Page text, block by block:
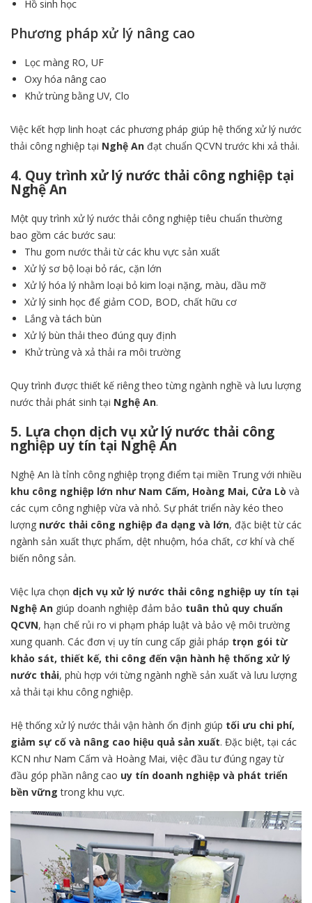
Hồ sinh học
Phương pháp xử lý nâng cao
Lọc màng RO, UF
Oxy hóa nâng cao
Khử trùng bằng UV, Clo
Việc kết hợp linh hoạt các phương pháp giúp hệ thống xử lý nước
thải công nghiệp tại Nghệ An đạt chuẩn QCVN trước khi xả thải.
4. Quy trình xử lý nước thải công nghiệp tại
Nghệ An
Một quy trình xử lý nước thải công nghiệp tiêu chuẩn thường
bao gồm các bước sau:
Thu gom nước thải từ các khu vực sản xuất
Xử lý sơ bộ loại bỏ rác, cặn lớn
Xử lý hóa lý nhằm loại bỏ kim loại nặng, màu, dầu mỡ
Xử lý sinh học để giảm COD, BOD, chất hữu cơ
Lắng và tách bùn
Xử lý bùn thải theo đúng quy định
Khử trùng và xả thải ra môi trường
Quy trình được thiết kế riêng theo từng ngành nghề và lưu lượng
nước thải phát sinh tại Nghệ An.
5. Lựa chọn dịch vụ xử lý nước thải công
nghiệp uy tín tại Nghệ An
Nghệ An là tỉnh công nghiệp trọng điểm tại miền Trung với nhiều
khu công nghiệp lớn như Nam Cấm, Hoàng Mai, Cửa Lò và
các cụm công nghiệp vừa và nhỏ. Sự phát triển này kéo theo
lượng nước thải công nghiệp đa dạng và lớn, đặc biệt từ các
ngành sản xuất thực phẩm, dệt nhuộm, hóa chất, cơ khí và chế
biến nông sản.
Việc lựa chọn dịch vụ xử lý nước thải công nghiệp uy tín tại
Nghệ An giúp doanh nghiệp đảm bảo tuân thủ quy chuẩn
QCVN, hạn chế rủi ro vi phạm pháp luật và bảo vệ môi trường
xung quanh. Các đơn vị uy tín cung cấp giải pháp trọn gói từ
khảo sát, thiết kế, thi công đến vận hành hệ thống xử lý
nước thải, phù hợp với từng ngành nghề sản xuất và lưu lượng
xả thải tại khu công nghiệp.
Hệ thống xử lý nước thải vận hành ổn định giúp tối ưu chi phí,
giảm sự cố và nâng cao hiệu quả sản xuất. Đặc biệt, tại các
KCN như Nam Cấm và Hoàng Mai, việc đầu tư đúng ngay từ
đầu góp phần nâng cao uy tín doanh nghiệp và phát triển
bền vững trong khu vực.